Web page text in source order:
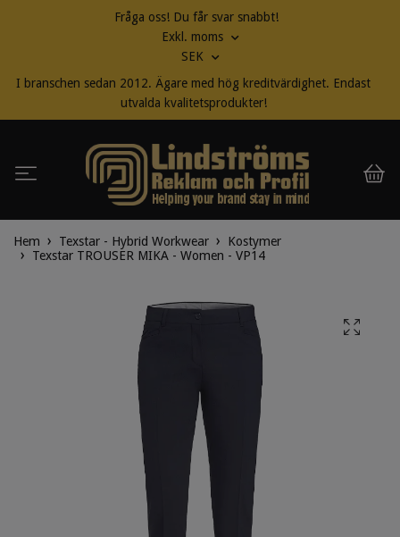
Fråga oss! Du får svar snabbt!
Exkl. moms
SEK
I branschen sedan 2012. Ägare med hög kreditvärdighet. Endast
utvalda kvalitetsprodukter!
Hem Texstar - Hybrid Workwear
Kostymer
Texstar TROUSER MIKA - Women - VP14